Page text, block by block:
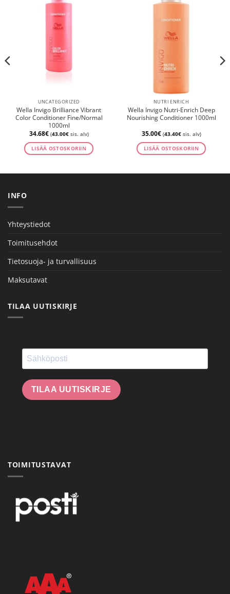
UNCATEGORIZED
Wella Invigo Brilliance Vibrant
Color Conditioner Fine/Normal
1000ml
34.68€ (43.00€sis. alv)
LISÄÄ OSTOSKORIIN
NUTRI ENRICH
Wella Invigo Nutri-Enrich Deep
Nourishing Conditioner 1000ml
35.00€ (43.40€sis. alv)
LISÄÄ OSTOSKORIIN
INFO
Yhteystiedot
Toimitusehdot
Tietosuoja- ja turvallisuus
Maksutavat
TILAA UUTISKIRJE
TILAA UUTISKIRJE
TOIMITUSTAVAT